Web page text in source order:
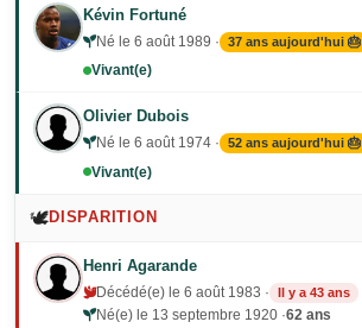
Kévin Fortuné
Né le 6 août 1989 · 37 ans aujourd'hui 🎂
Vivant(e)
Olivier Dubois
Né le 6 août 1974 · 52 ans aujourd'hui 🎂
Vivant(e)
🕊️DISPARITION
Henri Agarande
Décédé(e) le 6 août 1983 · Il y a 43 ans
Né(e) le 13 septembre 1920 ·62 ans